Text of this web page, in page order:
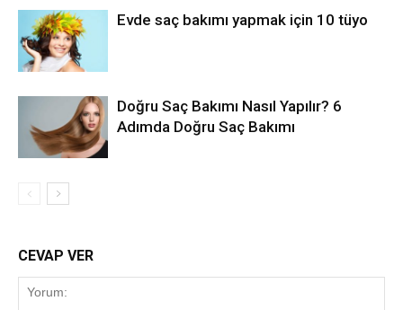
Evde saç bakımı yapmak için 10 tüyo
Doğru Saç Bakımı Nasıl Yapılır? 6
Adımda Doğru Saç Bakımı
CEVAP VER